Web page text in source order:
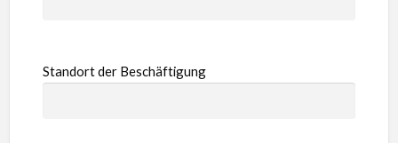
Standort der Beschäftigung